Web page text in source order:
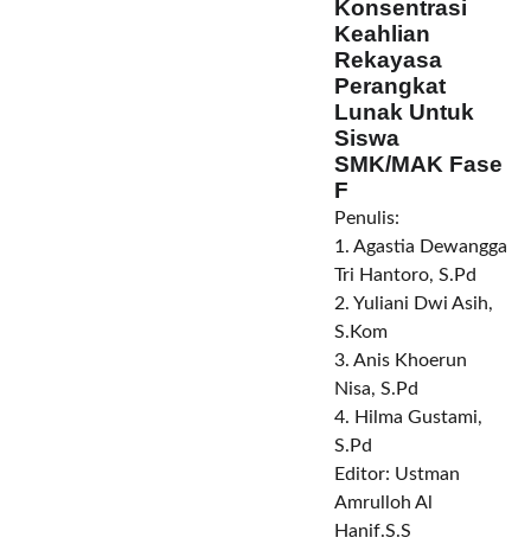
Konsentrasi
Keahlian
Rekayasa
Perangkat
Lunak Untuk
Siswa
SMK/MAK Fase
F
Penulis:
1. Agastia Dewangga
Tri Hantoro, S.Pd
2. Yuliani Dwi Asih,
S.Kom
3. Anis Khoerun
Nisa, S.Pd
4. Hilma Gustami,
S.Pd
Editor: Ustman
Amrulloh Al
Hanif.S.S